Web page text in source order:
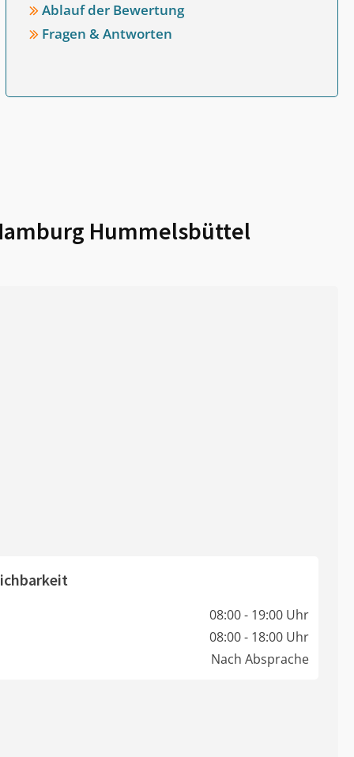
Ablauf der Bewertung
Fragen & Antworten
Hummelsbüttel
08:00 - 19:00 Uhr
08:00 - 18:00 Uhr
Nach Absprache